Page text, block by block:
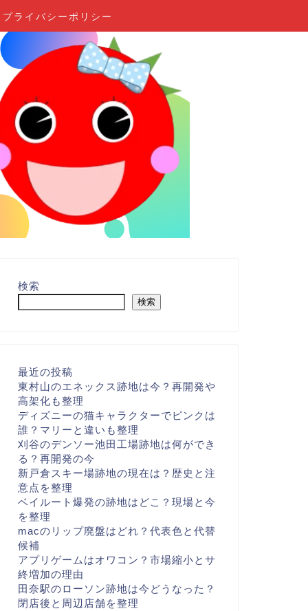
プライバシーポリシー
検索
検索
最近の投稿
東村山のエネックス跡地は今？再開発や
高架化も整理
ディズニーの猫キャラクターでピンクは
誰？マリーと違いも整理
刈谷のデンソー池田工場跡地は何ができ
る？再開発の今
新戸倉スキー場跡地の現在は？歴史と注
意点を整理
ベイルート爆発の跡地はどこ？現場と今
を整理
macのリップ廃盤はどれ？代表色と代替
候補
アプリゲームはオワコン？市場縮小とサ
終増加の理由
田奈駅のローソン跡地は今どうなった？
閉店後と周辺店舗を整理